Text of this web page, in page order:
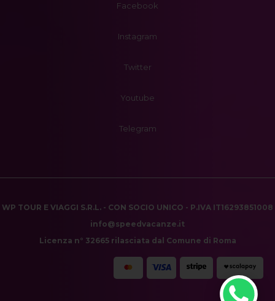
Facebook
Instagram
Twitter
Youtube
Telegram
WP TOUR E VIAGGI S.R.L. - CON SOCIO UNICO - P.IVA IT16293851008
info@speedvacanze.it
Licenza n° 32665 rilasciata dal Comune di Roma